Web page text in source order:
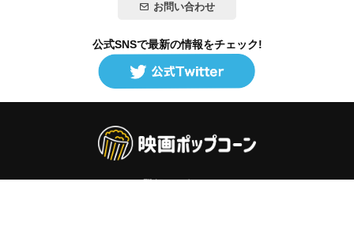
お問い合わせ
公式SNSで最新の情報をチェック!